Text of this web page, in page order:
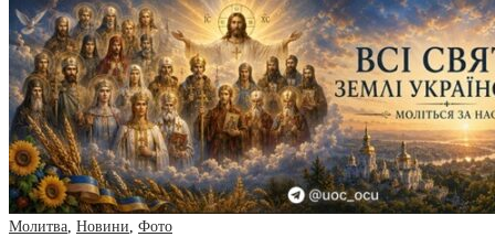
Молитва, Новини, Фото